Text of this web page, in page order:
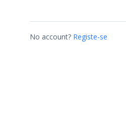
No account? Registe-se